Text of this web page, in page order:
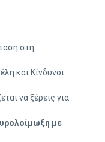
στη
και Κίνδυνοι
να ξέρεις για
με